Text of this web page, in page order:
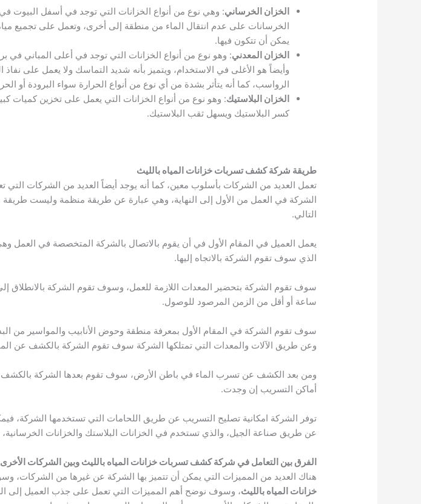
الخزان الخرساني: وهي نوع من أنواع الخزانات التي توجد في أسفل البيوت
الخرسانات على عدم انتقال الماء من منطقة إلى أخرى، وتعمل على تجميع
يمكن أن تتكون فيها.
الخزان المعدني: وهو نوع من أنواع الخزانات التي توجد في أعلى المباني في
وأيضاً هو الأغلى في الاستخدام، ويتميز بأنه شديد التماسك ولا يعمل على
الرواسب، كما أنه يتأثر بشدة من أي نوع من أنواع الحرارة سواء البرودة أو
الخزان البلاستيك: وهو نوع من أنواع الخزانات التي يعمل على تخزين كميات
كسر البلاستيك ويسهل ثقب البلاستيك.
طريقة شركة كشف تسربات خزانات المياه بالليث
تعمل العديد من الشركات بأسلوب معين، كما أنه يوجد أيضاً العديد من الشركات
الشركة في العمل من الأول إلى النهاية، وهي عبارة عن طريقة منظمة وليست طريقة
التالي.
يعمل العميل في المقام الأول في أن يقوم بالاتصال بالشركة المتخصصة في العمل
الذي سوف تقوم الشركة بالاتجاه إليها.
سوف تقوم الشركة بتحضير المعدات اللازمة للعمل، وسوف تقوم الشركة
ساعة أو أقل من الزمن المرصود للوصول.
سوف تقوم الشركة في المقام الأول بمعرفة منطقة وحوض الأنابيب والمواسير من
وعن طريق الآلات والمعدات التي تمتلكها الشركة سوف تقوم الشركة بالكشف عن
ومن بعد الكشف عن تسرب الماء في باطن الأرض، سوف تقوم بعدها الشركة
أماكن التسريب إن وجدت.
توفر الشركة امكانية تصليح التسريب عن طريق اللحامات التي تستخدمها الشركة،
عن طريق صناعة الجيل، والذي تستخدم في الخزانات البلاستك والخزانات
الفرق بين التعامل في شركة كشف تسربات خزانات المياه بالليث وبين الشركات الأخرى
هناك العديد من المميزات التي يمكن أن تتميز بها الشركة عن غيرها من الشركات،
خزانات المياه بالليث، وسوف نوضح أهم المميزات التي تعمل على جذب العميل إلى